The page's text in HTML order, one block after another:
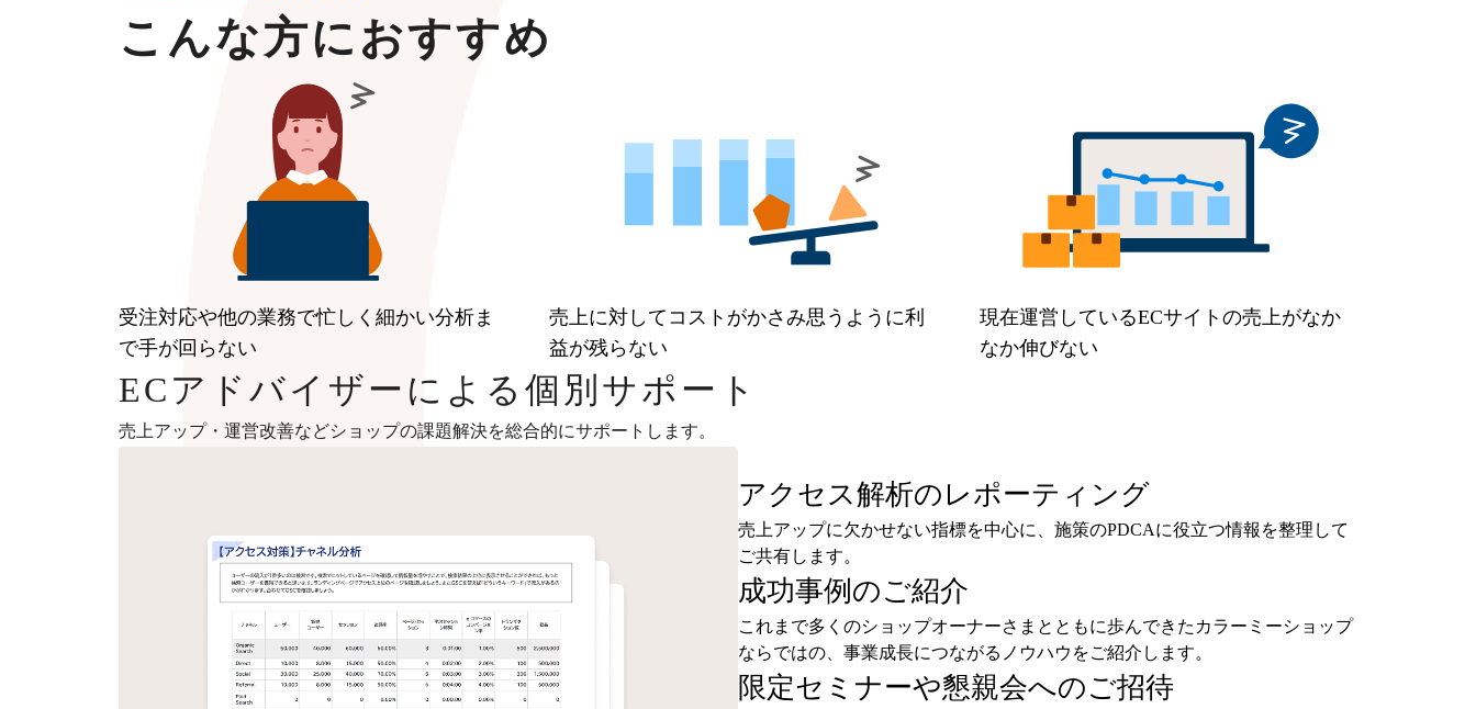
こんな方におすすめ
受注対応や他の業務で忙しく細かい分析ま
で手が回らない
売上に対してコストがかさみ思うように利
益が残らない
現在運営しているECサイトの売上がなか
なか伸びない
ECアドバイザーによる個別サポート
売上アップ・運営改善などショップの課題解決を総合的にサポートします。
アクセス解析のレポーティング
売上アップに欠かせない指標を中心に、施策のPDCAに役立つ情報を整理して
ご共有します。
成功事例のご紹介
これまで多くのショップオーナーさまとともに歩んできたカラーミーショップ
ならではの、事業成長につながるノウハウをご紹介します。
限定セミナーや懇親会へのご招待